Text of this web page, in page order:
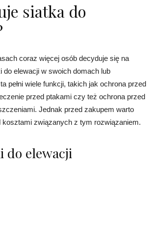
siatka do
coraz więcej osób decyduje się na
do elewacji w swoich domach lub
pełni wiele funkcji, takich jak ochrona przed
przed ptakami czy też ochrona przed
Jednak przed zakupem warto
kosztami związanych z tym rozwiązaniem.
do elewacji